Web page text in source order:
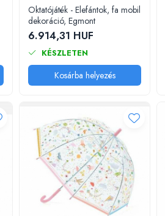
Oktatójáték - Elefántok, fa mobil
dekoráció, Egmont
6.914,31 HUF
KÉSZLETEN
Kosárba helyezés